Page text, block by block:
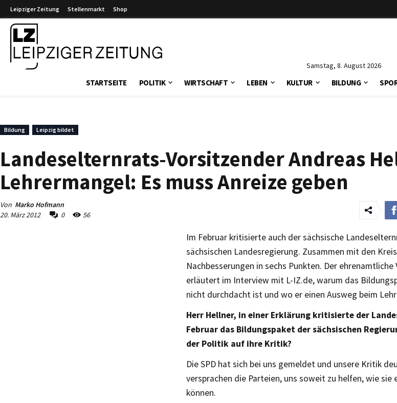
Leipziger Zeitung Stellenmarkt Shop
Samstag, 8. August 2026
STARTSEITE POLITIK WIRTSCHAFT LEBEN KULTUR BILDUNG
Bildung Leipzig bildet
Landeselternrats-Vorsitzender Andreas
Lehrermangel: Es muss Anreize geben
Von Marko Hofmann
20. März 2012
0 56
Im Februar kritisierte auch der sächsische
sächsischen Landesregierung. Zusammen mit den
Nachbesserungen in sechs Punkten. Der
erläutert im Interview mit L-IZ.de, warum das
nicht durchdacht ist und wo er einen Ausweg beim
Herr Hellner, in einer Erklärung kritisierte der
Februar das Bildungspaket der sächsischen
der Politik auf ihre Kritik?
Die SPD hat sich bei uns gemeldet und unsere Kritik
versprachen die Parteien, uns soweit zu helfen, wie sie
können.